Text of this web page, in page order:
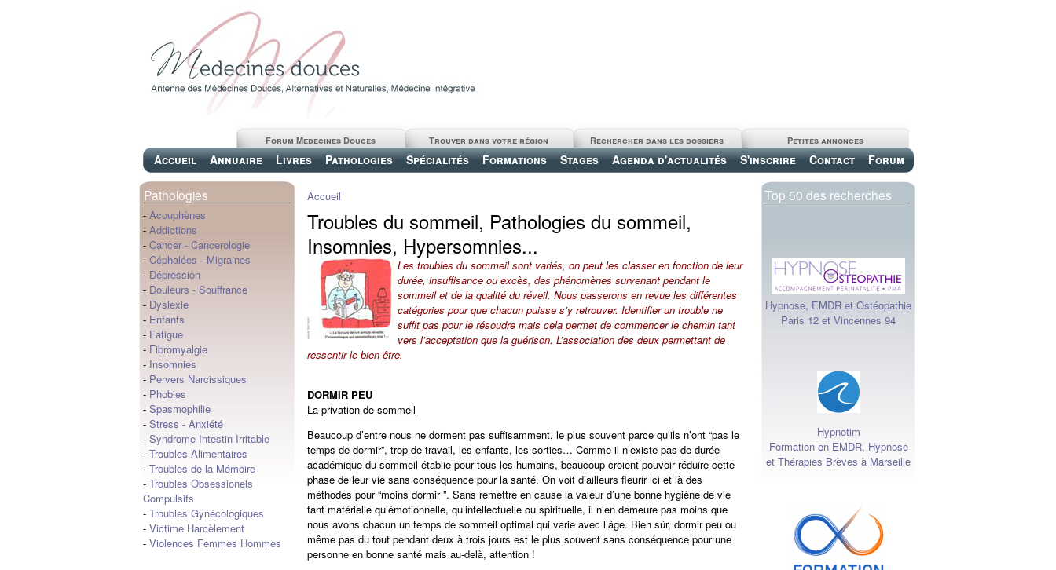
Accueil Annuaire Livres Pathologies Spécialités Formations Stages Agenda d'actualités S'inscrire Contact Forum
Petites annonces
Rechercher dans les dossiers
Trouver dans votre région
Forum Medecines Douces
Pathologies
- Acouphènes
- Addictions
- Cancer - Cancerologie
- Céphalées - Migraines
- Dépression
- Douleurs - Souffrance
- Dyslexie
- Enfants
- Fatigue
- Fibromyalgie
- Insomnies
- Pervers Narcissiques
- Phobies
- Spasmophilie
- Stress - Anxiété
- Syndrome Intestin Irritable
- Troubles Alimentaires
- Troubles de la Mémoire
- Troubles Obsessionels
Compulsifs
- Troubles Gynécologiques
- Victime Harcèlement
- Violences Femmes Hommes
Accueil
Troubles du sommeil, Pathologies du sommeil,
Insomnies, Hypersomnies...
Les troubles du sommeil sont variés, on peut les classer en fonction de leur
durée, insuffisance ou excès, des phénomènes survenant pendant le
sommeil et de la qualité du réveil. Nous passerons en revue les différentes
catégories pour que chacun puisse s’y retrouver. Identifier un trouble ne
suffit pas pour le résoudre mais cela permet de commencer le chemin tant
vers l’acceptation que la guérison. L’association des deux permettant de
ressentir le bien-être.
DORMIR PEU
La privation de sommeil
Beaucoup d’entre nous ne dorment pas suffisamment, le plus souvent parce qu’ils n’ont “pas le
temps de dormir”, trop de travail, les enfants, les sorties… Comme il n’existe pas de durée
académique du sommeil établie pour tous les humains, beaucoup croient pouvoir réduire cette
phase de leur vie sans conséquence pour la santé. On voit d’ailleurs fleurir ici et là des
méthodes pour “moins dormir ”. Sans remettre en cause la valeur d’une bonne hygiène de vie
tant matérielle qu’émotionnelle, qu’intellectuelle ou spirituelle, il n’en demeure pas moins que
nous avons chacun un temps de sommeil optimal qui varie avec l’âge. Bien sûr, dormir peu ou
même pas du tout pendant deux à trois jours est le plus souvent sans conséquence pour une
personne en bonne santé mais au-delà, attention !
Top 50 des recherches
Hypnose, EMDR et Ostéopathie
Paris 12 et Vincennes 94
Hypnotim
Formation en EMDR, Hypnose
et Thérapies Brèves à Marseille